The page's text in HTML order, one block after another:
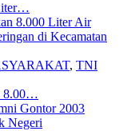
, TNI
8.00…